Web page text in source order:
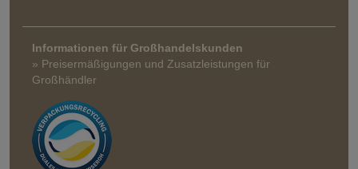
Informationen für Großhandelskunden
» Preisermäßigungen und Zusatzleistungen für
Großhändler